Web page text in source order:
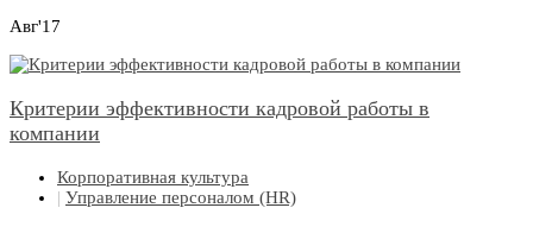
Авг'17
Критерии эффективности кадровой работы в
компании
Корпоративная культура
| Управление персоналом (HR)